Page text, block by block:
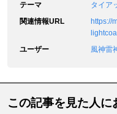
テーマ
タイア
関連情報URL
https://
ユーザー
風神雷
この記事を見た人に